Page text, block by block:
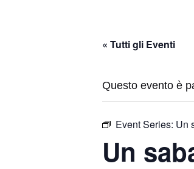
« Tutti gli Eventi
Questo evento è
Event Series: Un
Un